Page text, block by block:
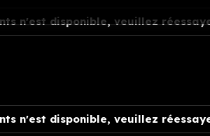
n'est disponible, veuillez
n'est disponible, veuillez